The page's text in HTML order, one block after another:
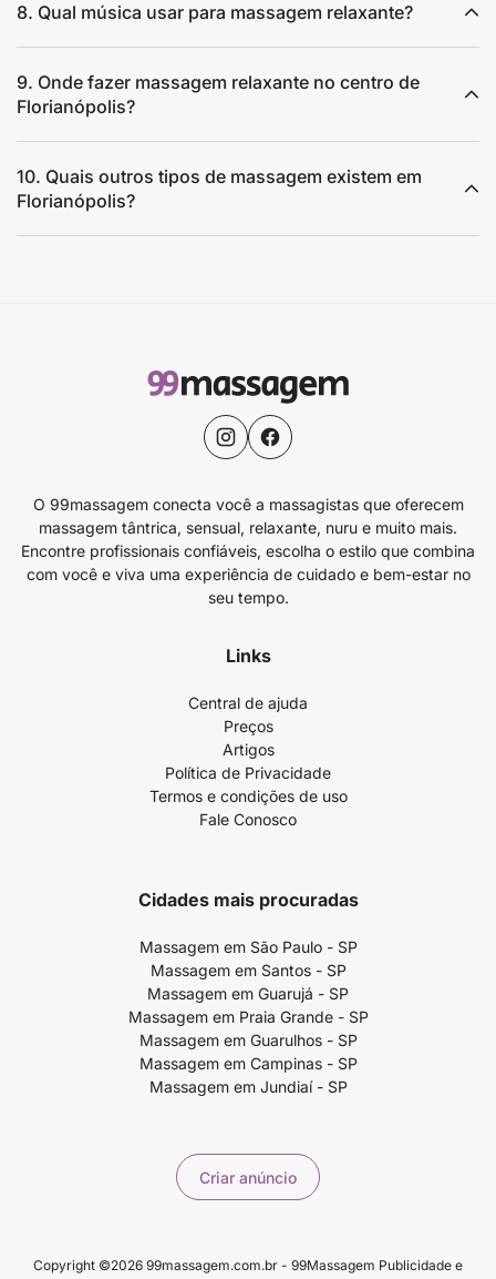
8. Qual música usar para massagem relaxante?
9. Onde fazer massagem relaxante no centro de
Florianópolis?
10. Quais outros tipos de massagem existem em
Florianópolis?
O 99massagem conecta você a massagistas que oferecem
massagem tântrica, sensual, relaxante, nuru e muito mais.
Encontre profissionais confiáveis, escolha o estilo que combina
com você e viva uma experiência de cuidado e bem-estar no
seu tempo.
Links
Central de ajuda
Preços
Artigos
Política de Privacidade
Termos e condições de uso
Fale Conosco
Cidades mais procuradas
Massagem em São Paulo - SP
Massagem em Santos - SP
Massagem em Guarujá - SP
Massagem em Praia Grande - SP
Massagem em Guarulhos - SP
Massagem em Campinas - SP
Massagem em Jundiaí - SP
Criar anúncio
Copyright ©2026 99massagem.com.br - 99Massagem Publicidade e